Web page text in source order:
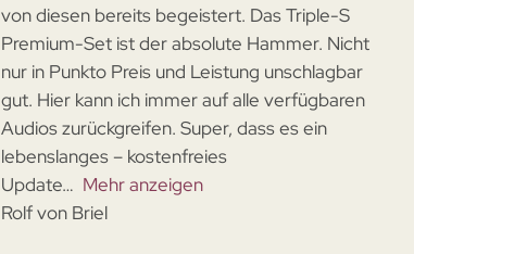
von diesen bereits begeistert. Das Triple-S
Premium-Set ist der absolute Hammer. Nicht
nur in Punkto Preis und Leistung unschlagbar
gut. Hier kann ich immer auf alle verfügbaren
Audios zurückgreifen. Super, dass es ein
lebenslanges – kostenfreies
Update
Mehr anzeigen
Rolf von Briel